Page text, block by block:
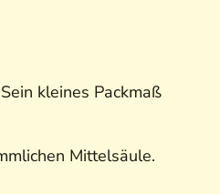
kleines Packmaß
Mittelsäule.